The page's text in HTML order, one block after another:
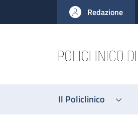
al contenuto principale
to footer content
Redazione
Il Policlinico